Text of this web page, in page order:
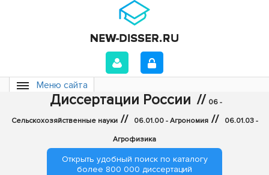
Меню сайта
Диссертации России // 06 -
Сельскохозяйственные науки // 06.01.00 - Агрономия // 06.01.03 -
Агрофизика
Открыть удобный поиск по каталогу
более 800 000 диссертаций